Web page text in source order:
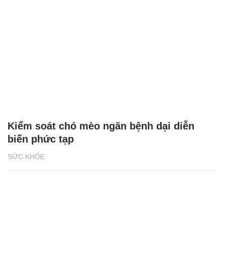
SỨC KHỎE
Kiểm soát chó mèo ngăn bệnh dại diễn
biến phức tạp